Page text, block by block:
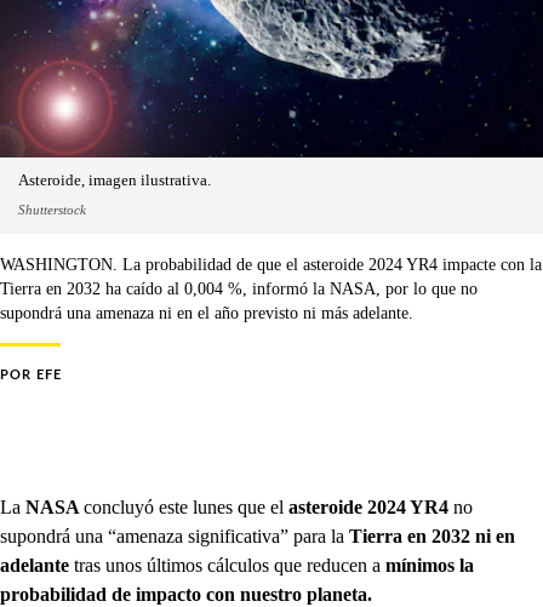
Asteroide, imagen ilustrativa.
Shutterstock
WASHINGTON. La probabilidad de que el asteroide 2024 YR4 impacte con la
Tierra en 2032 ha caído al 0,004 %, informó la NASA, por lo que no
supondrá una amenaza ni en el año previsto ni más adelante.
POR EFE
La NASA concluyó este lunes que el asteroide 2024 YR4 no
supondrá una “amenaza significativa” para la Tierra en 2032 ni en
adelante tras unos últimos cálculos que reducen a mínimos la
probabilidad de impacto con nuestro planeta.